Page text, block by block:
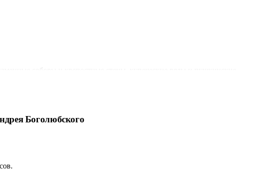
соборы и крепостные стены, купеческие ряды и пушкинские
сторонам и влюбляетесь в Россию — такую разную и такую
Боголюбского